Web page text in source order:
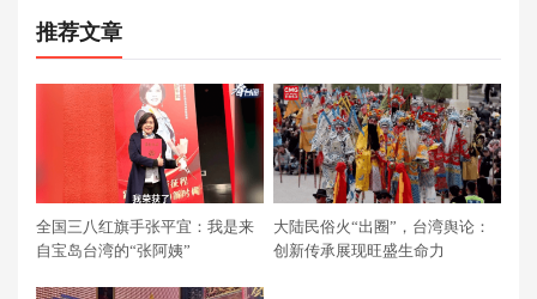
推荐文章
全国三八红旗手张平宜：我是来
自宝岛台湾的“张阿姨”
大陆民俗火“出圈”，台湾舆论：
创新传承展现旺盛生命力